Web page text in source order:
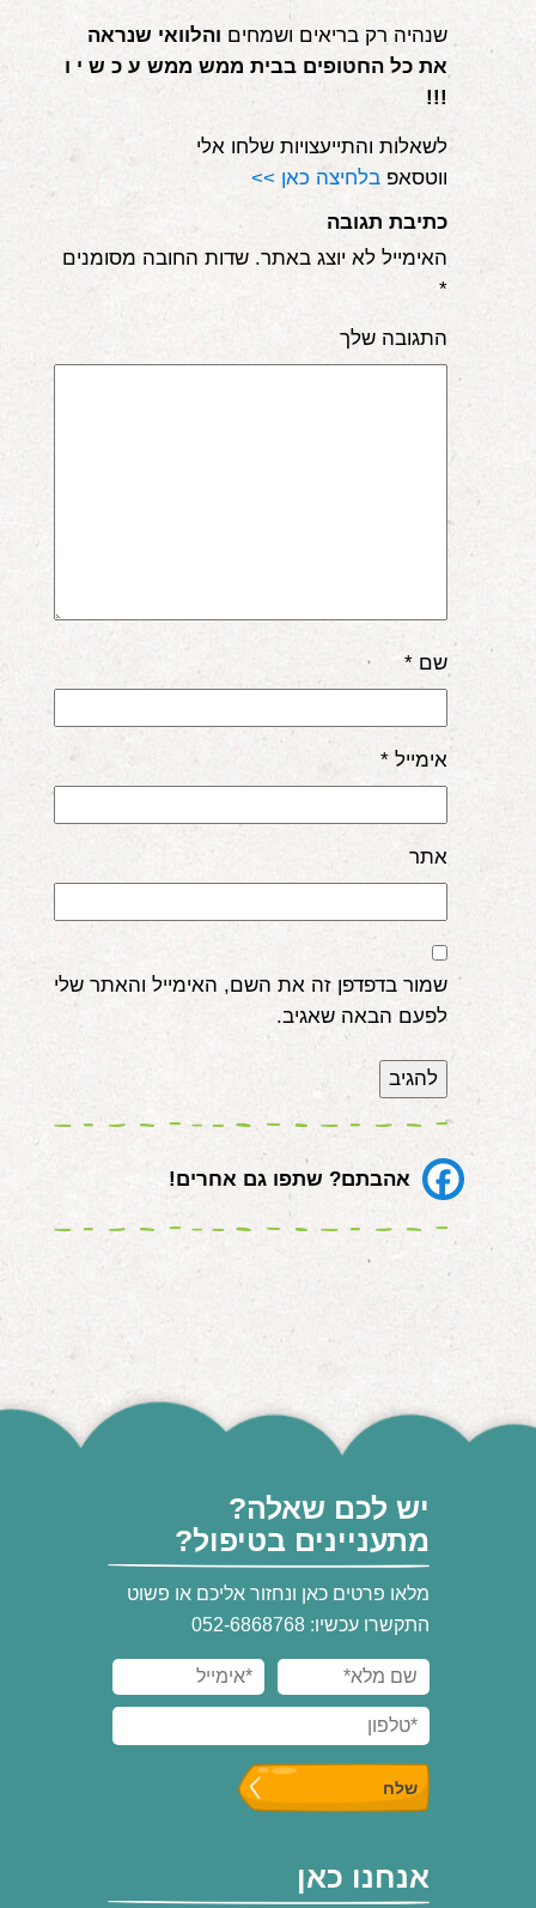
שנהיה רק בריאים ושמחים והלוואי שנראה
את כל החטופים בבית ממש ממש ע כ ש י ו
!!!
לשאלות והתייעצויות שלחו אלי
ווטסאפ בלחיצה כאן >>
כתיבת תגובה
האימייל לא יוצג באתר. שדות החובה מסומנים
*
התגובה שלך
שם *
אימייל *
אתר
שמור בדפדפן זה את השם, האימייל והאתר שלי
לפעם הבאה שאגיב.
אהבתם? שתפו גם אחרים!
יש לכם שאלה?
מתעניינים בטיפול?
מלאו פרטים כאן ונחזור אליכם או פשוט
התקשרו עכשיו: 052-6868768
אנחנו כאן